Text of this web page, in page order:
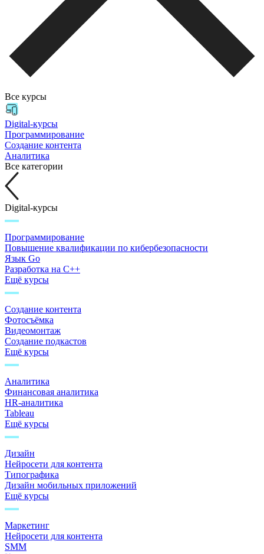
Все курсы
Digital-курсы
Программирование
Создание контента
Аналитика
Все категории
Digital-курсы
Программирование
Повышение квалификации по кибербезопасности
Язык Go
Разработка на C++
Ещё курсы
Создание контента
Фотосъёмка
Видеомонтаж
Создание подкастов
Ещё курсы
Аналитика
Финансовая аналитика
HR-аналитика
Tableau
Ещё курсы
Дизайн
Нейросети для контента
Типографика
Дизайн мобильных приложений
Ещё курсы
Маркетинг
Нейросети для контента
SMM